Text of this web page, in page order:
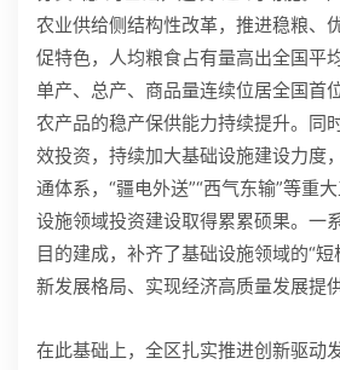
农业供给侧结构性改革，推进稳粮、
促特色，人均粮食占有量高出全国平
单产、总产、商品量连续位居全国首
农产品的稳产保供能力持续提升。同
效投资，持续加大基础设施建设力度
通体系，“疆电外送”“西气东输”等重
设施领域投资建设取得累累硕果。一
目的建成，补齐了基础设施领域的“
新发展格局、实现经济高质量发展提
在此基础上，全区扎实推进创新驱动